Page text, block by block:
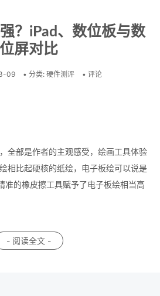
？iPad、数位板与数
位屏对比
09 • 分类: 硬件测评 • 评论
全部是作者的主观感受，绘画工具体验
相比起硬核的纸绘，电子板绘可以说是
的橡皮擦工具赋予了电子板绘相当高
- 阅读全文 -